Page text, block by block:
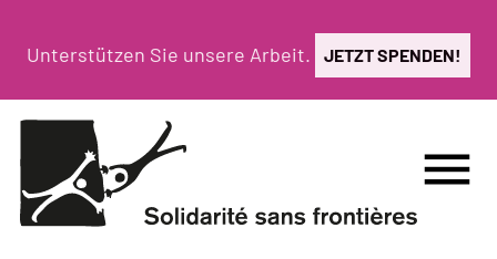
zumUnterstützen Sie unsere Arbeit. JETZT SPENDEN!
menu